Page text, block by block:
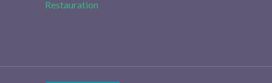
Restauration